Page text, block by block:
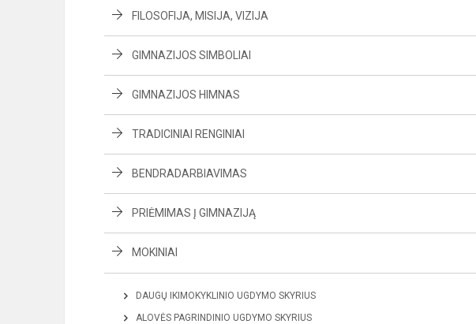
FILOSOFIJA, MISIJA, VIZIJA
GIMNAZIJOS SIMBOLIAI
GIMNAZIJOS HIMNAS
TRADICINIAI RENGINIAI
BENDRADARBIAVIMAS
PRIĖMIMAS Į GIMNAZIJĄ
MOKINIAI
DAUGŲ IKIMOKYKLINIO UGDYMO SKYRIUS
ALOVĖS PAGRINDINIO UGDYMO SKYRIUS